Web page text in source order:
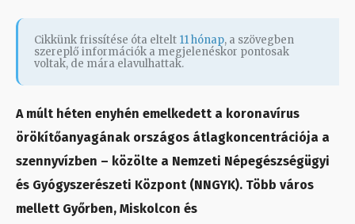
Cikkünk frissítése óta eltelt 11 hónap, a szövegben
szereplő információk a megjelenéskor pontosak
voltak, de mára elavulhattak.
A múlt héten enyhén emelkedett a koronavírus
örökítőanyagának országos átlagkoncentrációja a
szennyvízben – közölte a Nemzeti Népegészségügyi
és Gyógyszerészeti Központ (NNGYK). Több város
mellett Győrben, Miskolcon és